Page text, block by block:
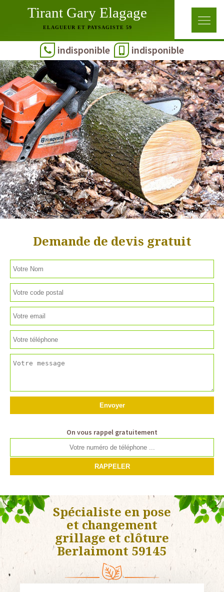
Tirant Gary Elagage
ELAGUEUR ET PAYSAGISTE 59
indisponible indisponible
Demande de devis gratuit
On vous rappel gratuitement
Spécialiste en pose
et changement
grillage et clôture
Berlaimont 59145